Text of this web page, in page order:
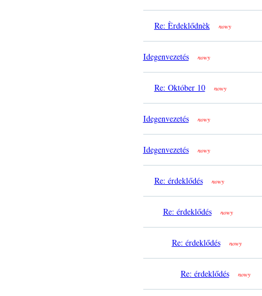
Re: Èrdeklődnèk nowy
Idegenvezetés nowy
Re: Október 10 nowy
Idegenvezetés nowy
Idegenvezetés nowy
Re: érdeklődés nowy
Re: érdeklődés nowy
Re: érdeklődés nowy
Re: érdeklődés nowy